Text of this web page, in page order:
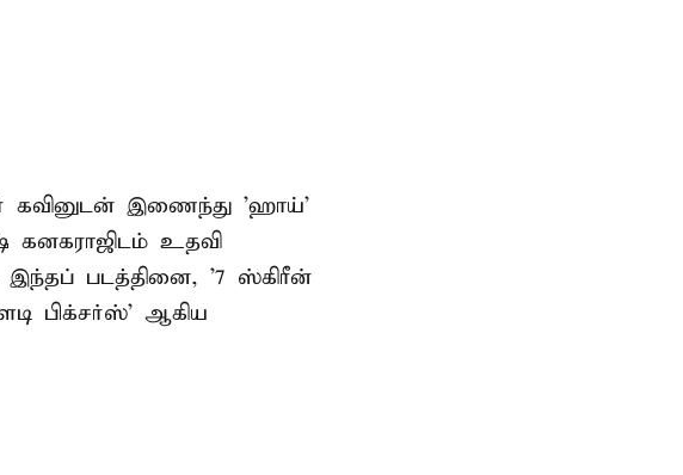
கவினுடன் இணைந்து 'ஹாய்'
கனகராஜிடம் உதவி
இந்தப் படத்தினை, '7 ஸ்கிரீன்
பிக்சர்ஸ்' ஆகிய